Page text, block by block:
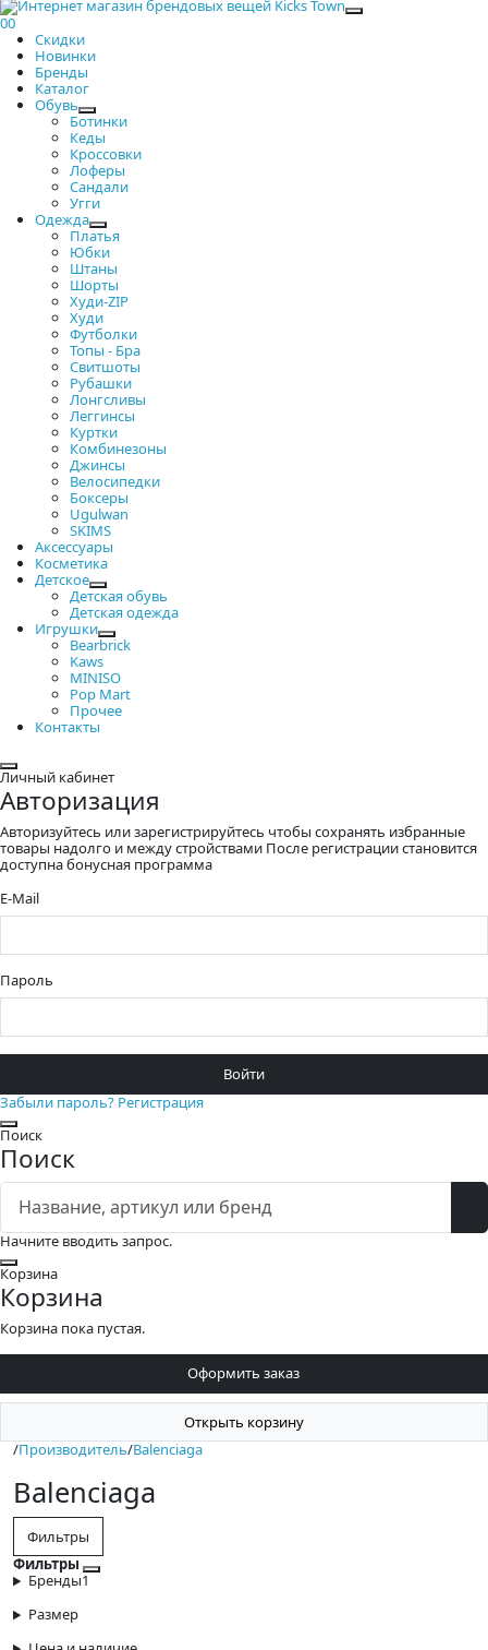
Закрыть
00
Скидки
Новинки
Бренды
Каталог
Обувь
Ботинки
Кеды
Кроссовки
Лоферы
Сандали
Угги
Одежда
Платья
Юбки
Штаны
Шорты
Худи-ZIP
Худи
Футболки
Топы - Бра
Свитшоты
Рубашки
Лонгсливы
Леггинсы
Куртки
Комбинезоны
Джинсы
Велосипедки
Боксеры
Ugulwan
SKIMS
Аксессуары
Косметика
Детское
Детская обувь
Детская одежда
Игрушки
Bearbrick
Kaws
MINISO
Pop Mart
Прочее
Контакты
Закрыть
Личный кабинет
Авторизация
Авторизуйтесь или зарегистрируйтесь чтобы сохранять избранные
товары надолго и между стройствами После регистрации становится
доступна бонусная программа
E-Mail
Пароль
Войти
Забыли пароль? Регистрация
Закрыть
Поиск
Поиск
Начните вводить запрос.
Закрыть
Корзина
Корзина
Корзина пока пустая.
Оформить заказ
Открыть корзину
/Производитель/Balenciaga
Balenciaga
Фильтры
Фильтры
Закрыть фильтры
Бренды1
Размер